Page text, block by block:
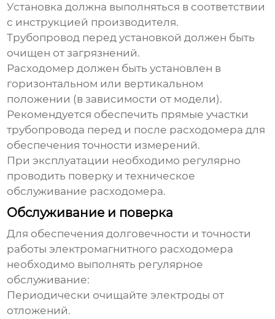
Установка должна выполняться в соответствии
с инструкцией производителя.
Трубопровод перед установкой должен быть
очищен от загрязнений.
Расходомер должен быть установлен в
горизонтальном или вертикальном
положении (в зависимости от модели).
Рекомендуется обеспечить прямые участки
трубопровода перед и после расходомера для
обеспечения точности измерений.
При эксплуатации необходимо регулярно
проводить поверку и техническое
обслуживание расходомера.
Обслуживание и поверка
Для обеспечения долговечности и точности
работыэлектромагнитного расходомера
необходимо выполнять регулярное
обслуживание:
Периодически очищайте электроды от
отложений.